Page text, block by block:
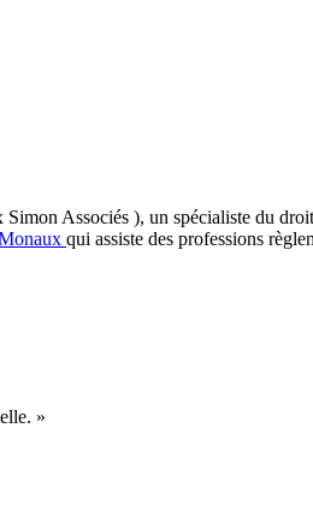
Associés ), un spécialiste du
qui assiste des professions
»